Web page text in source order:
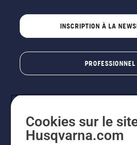
INSCRIPTION À LA
PROFESSIONNEL
Cookies sur le
Husqvarna.com